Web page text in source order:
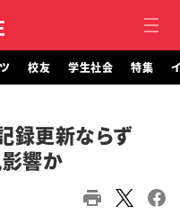
校友 学生社会 特集
更新ならず
響か